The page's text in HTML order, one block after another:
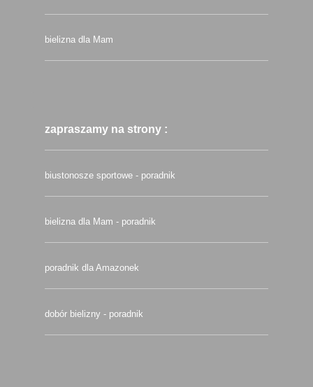
bielizna dla Mam
zapraszamy na strony :
biustonosze sportowe - poradnik
bielizna dla Mam - poradnik
poradnik dla Amazonek
dobór bielizny - poradnik